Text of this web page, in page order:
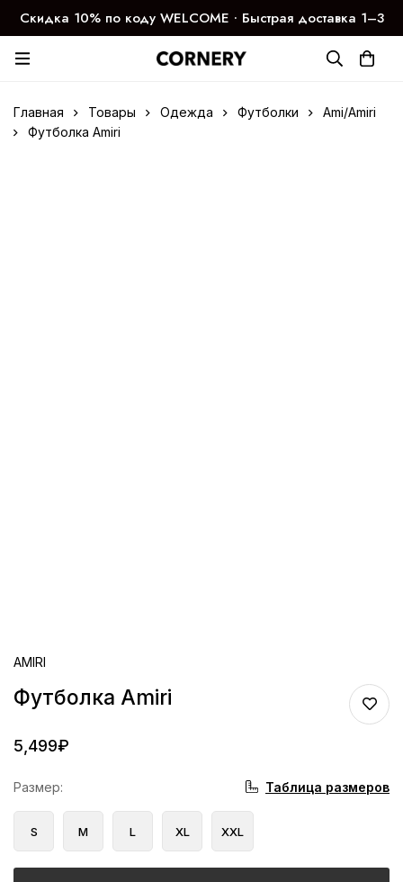
Скидка 10% по коду WELCOME ∙ Быстрая доставка 1–3
дня
Главная Товары Одежда Футболки
Ami/Amiri
Футболка Amiri
AMIRI
Футболка Amiri
5,499₽
Размер: Таблица размеров
S M L XL XXL